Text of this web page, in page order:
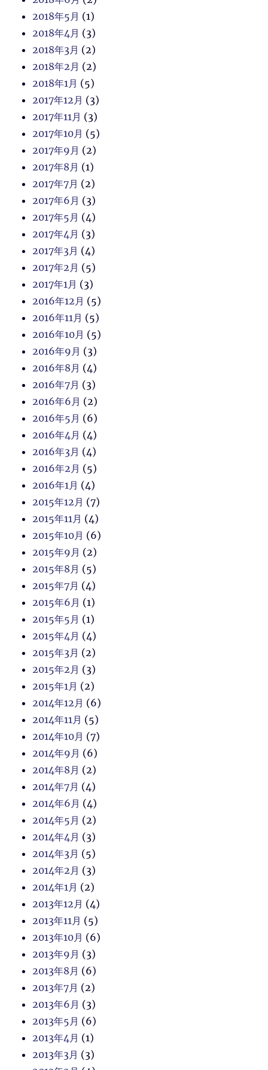
2018年5月 (1)
2018年4月 (3)
2018年3月 (2)
2018年2月 (2)
2018年1月 (5)
2017年12月 (3)
2017年11月 (3)
2017年10月 (5)
2017年9月 (2)
2017年8月 (1)
2017年7月 (2)
2017年6月 (3)
2017年5月 (4)
2017年4月 (3)
2017年3月 (4)
2017年2月 (5)
2017年1月 (3)
2016年12月 (5)
2016年11月 (5)
2016年10月 (5)
2016年9月 (3)
2016年8月 (4)
2016年7月 (3)
2016年6月 (2)
2016年5月 (6)
2016年4月 (4)
2016年3月 (4)
2016年2月 (5)
2016年1月 (4)
2015年12月 (7)
2015年11月 (4)
2015年10月 (6)
2015年9月 (2)
2015年8月 (5)
2015年7月 (4)
2015年6月 (1)
2015年5月 (1)
2015年4月 (4)
2015年3月 (2)
2015年2月 (3)
2015年1月 (2)
2014年12月 (6)
2014年11月 (5)
2014年10月 (7)
2014年9月 (6)
2014年8月 (2)
2014年7月 (4)
2014年6月 (4)
2014年5月 (2)
2014年4月 (3)
2014年3月 (5)
2014年2月 (3)
2014年1月 (2)
2013年12月 (4)
2013年11月 (5)
2013年10月 (6)
2013年9月 (3)
2013年8月 (6)
2013年7月 (2)
2013年6月 (3)
2013年5月 (6)
2013年4月 (1)
2013年3月 (3)